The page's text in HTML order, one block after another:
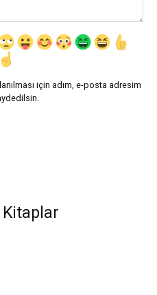
için adım, e-posta adresim
Kitaplar